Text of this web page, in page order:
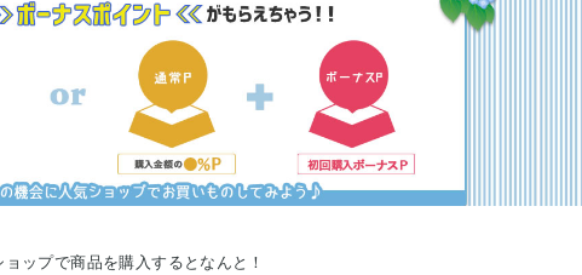
ップで商品を購入するとなんと！